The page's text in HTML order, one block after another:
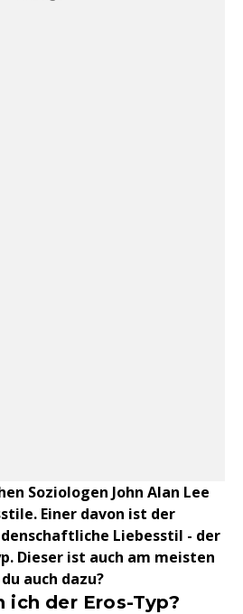
Soziologen John Alan Lee
Einer davon ist der
Liebesstil - der
Dieser ist auch am meisten
auch dazu?
ich der Eros-Typ?